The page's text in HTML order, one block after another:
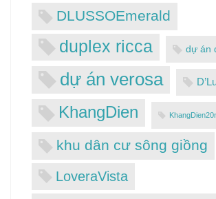
DLUSSOEmerald
duplex ricca dự án
dự án verosa
KhangDien
khu dân cư sông giồng
LoveraVista